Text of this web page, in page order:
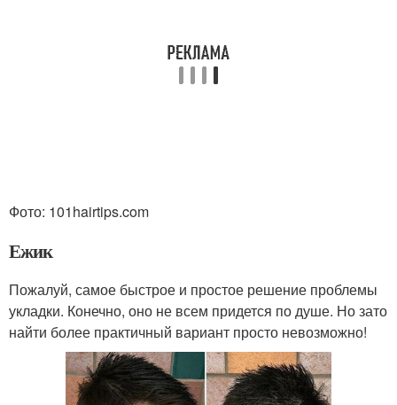
Фото: 101hairtips.com
Ежик
Пожалуй, самое быстрое и простое решение проблемы
укладки. Конечно, оно не всем придется по душе. Но зато
найти более практичный вариант просто невозможно!